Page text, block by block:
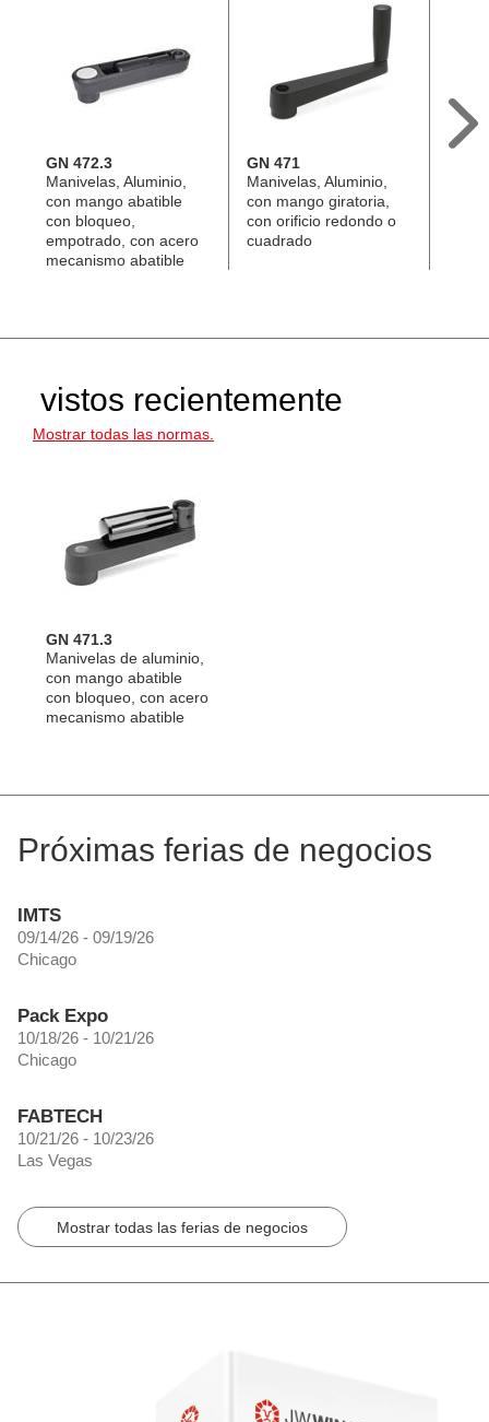
GN 472.3
Manivelas, Aluminio,
con mango abatible
con bloqueo,
empotrado, con acero
mecanismo abatible
GN 471
Manivelas, Aluminio,
con mango giratoria,
con orificio redondo o
cuadrado
vistos recientemente
Mostrar todas las normas.
GN 471.3
Manivelas de aluminio,
con mango abatible
con bloqueo, con acero
mecanismo abatible
Próximas ferias de negocios
IMTS
09/14/26 - 09/19/26
Chicago
Pack Expo
10/18/26 - 10/21/26
Chicago
FABTECH
10/21/26 - 10/23/26
Las Vegas
Mostrar todas las ferias de negocios